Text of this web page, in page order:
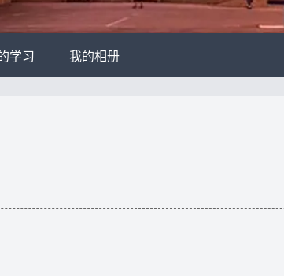
学习 我的相册